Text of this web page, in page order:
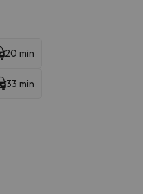
20 min
33 min